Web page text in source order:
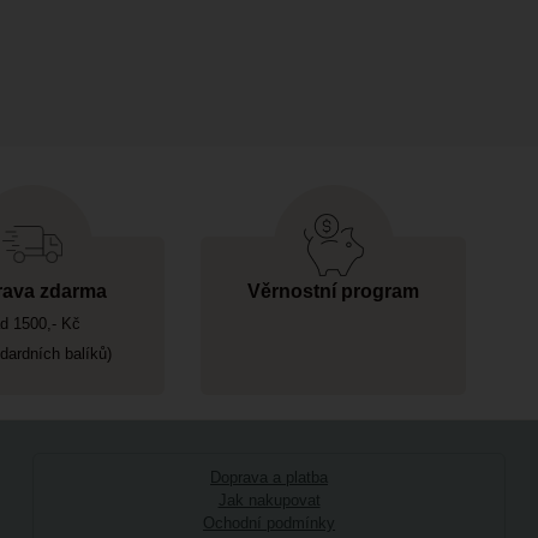
zdarma
1500,- Kč
balíků)
Věrnostní program
Doprava a platba
Jak nakupovat
Ochodní podmínky